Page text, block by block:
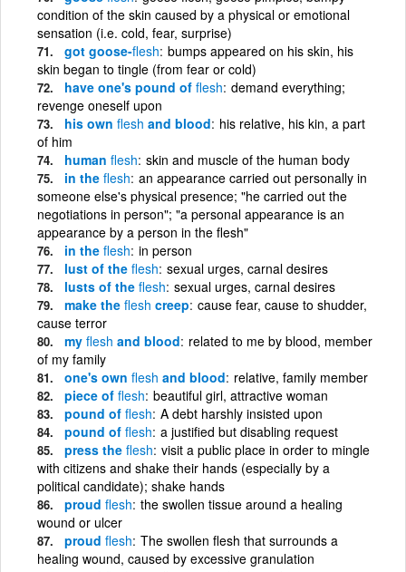
condition of the skin caused by a physical or emotional
sensation (i.e. cold, fear, surprise)
got goose-flesh bumps appeared on his skin, his
skin began to tingle (from fear or cold)
have one's pound of flesh demand everything;
revenge oneself upon
his own flesh and blood his relative, his kin, a part
of him
human flesh skin and muscle of the human body
in the flesh an appearance carried out personally in
someone else's physical presence; "he carried out the
negotiations in person"; "a personal appearance is an
appearance by a person in the flesh"
in the flesh in person
lust of the flesh sexual urges, carnal desires
lusts of the flesh sexual urges, carnal desires
make the flesh creep cause fear, cause to shudder,
cause terror
my flesh and blood related to me by blood, member
of my family
one's own flesh and blood relative, family member
piece of flesh beautiful girl, attractive woman
pound of flesh A debt harshly insisted upon
pound of flesh a justified but disabling request
press the flesh visit a public place in order to mingle
with citizens and shake their hands (especially by a
political candidate); shake hands
proud flesh the swollen tissue around a healing
wound or ulcer
proud flesh The swollen flesh that surrounds a
healing wound, caused by excessive granulation